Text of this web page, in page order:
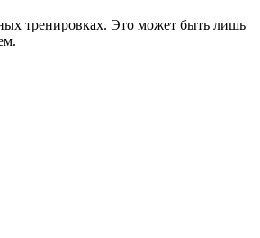
тренировках. Это может быть лишь